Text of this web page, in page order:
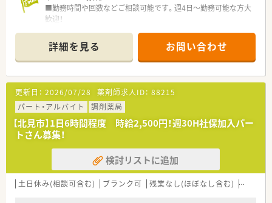
■勤務時間や回数などご相談可能です。週4日～勤務可能な方大
歓迎！
■市内中心部で通勤も便利！
■MAX時給2,500円！
〈こんな病院です〉」
■JR北見駅より国道39号、徒歩9分、北見市街にある薬局です。
■北網地区の基幹病院として、大正15年の創業以来、24時間医療
体制で地域医療へ支援を行っています。
■病床数300床（一般病棟 256床 療養型病棟 44床）
■外科、内科、整形外科、脳神経外科、泌尿器科、循環器内科、心療
内科、皮膚科、リハビリテーション科など複数の診療科があり救
急医療に対応していますので、様々な症例にふれることができま
■薬局内の人間関係も良く、コミュニケーションや連携も取りや
すい環境です。
詳細を見る お問い合わせ
更新日： 2026/07/28 薬剤師求人ID： 88215
パート・アルバイト
調剤薬局
【北見市】1日6時間程度 時給2,500円！週30H社保加入パー
トさん募集！
検討リストに追加
土日休み(相談可含む) ブランク可 残業なし(ほぼなし含む) 転勤な